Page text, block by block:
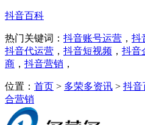
抖音百科
热门关键词： 抖音账号运营 ， 抖
抖音代运营 ， 抖音短视频 ， 抖音
商 ， 抖音营销 ，
位置： 首页 > 多荣多资讯 > 抖音
合营销